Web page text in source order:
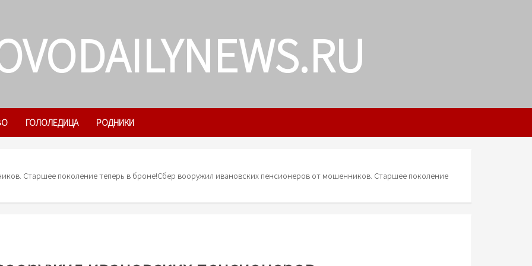
ГОЛОЛЕДИЦА РОДНИКИ
Старшее поколение теперь в броне!Сбер вооружил ивановских пенсионеров от мошенников. Старшее поколение